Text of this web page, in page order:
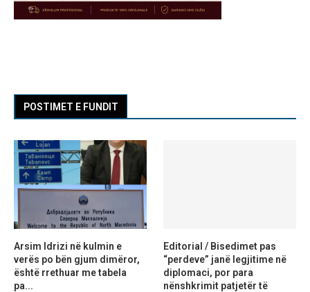
POSTIMET E FUNDIT
Arsim Idrizi në kulmin e
verës po bën gjum dimëror,
është rrethuar me tabela
pa...
Editorial / Bisedimet pas
“perdeve” janë legjitime në
diplomaci, por para
nënshkrimit patjetër të